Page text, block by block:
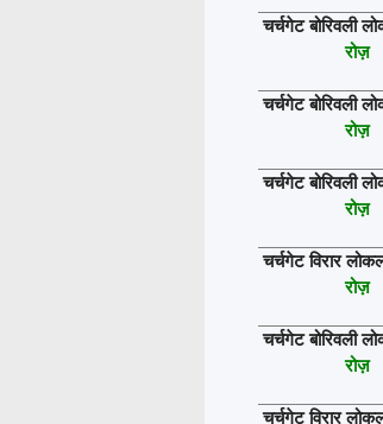
चर्चगेट बोरिवली
रोज़
चर्चगेट बोरिवली
रोज़
चर्चगेट बोरिवली
रोज़
चर्चगेट विरार
रोज़
चर्चगेट बोरिवली
रोज़
चर्चगेट विरार